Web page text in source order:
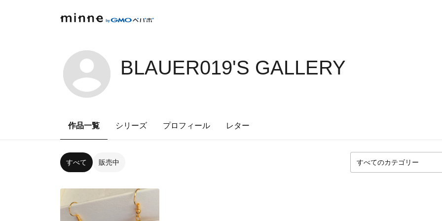
BLAUER019'S GALLERY
作品一覧 シリーズ プロフィール レター
すべて 販売中